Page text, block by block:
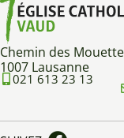
Chemin des
1007 Lausanne
021 613 23 13